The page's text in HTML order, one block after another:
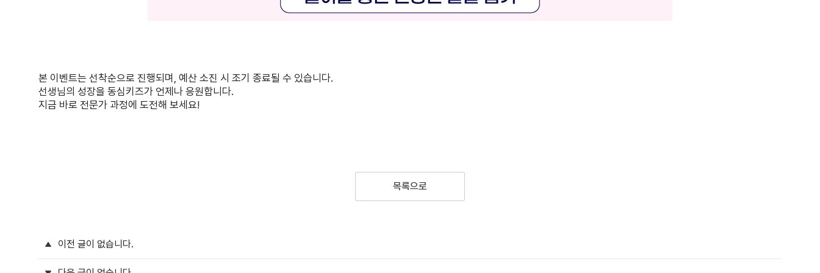
본 이벤트는 선착순으로 진행되며, 예산 소진 시 조기 종료될 수 있습니다.
선생님의 성장을 동심키즈가 언제나 응원합니다.
지금 바로 전문가 과정에 도전해 보세요!
목록으로
이전 글이 없습니다.